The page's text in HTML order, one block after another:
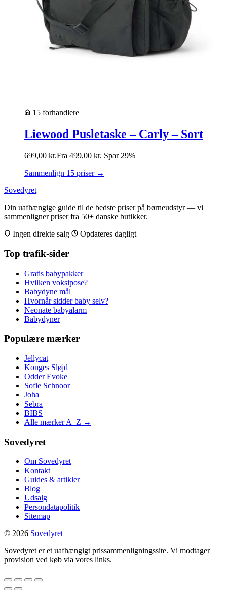
15 forhandlere
Liewood Pusletaske – Carly – Sort
699,00kr.Fra 499,00 kr. Spar 29%
Sammenlign 15 priser →
Sovedyret
Din uafhængige guide til de bedste priser på børneudstyr — vi
sammenligner priser fra 50+ danske butikker.
Ingen direkte salg
Opdateres dagligt
Top trafik-sider
Gratis babypakker
Hvilken voksipose?
Babydyne mål
Hvornår sidder baby selv?
Neonate babyalarm
Babydyner
Populære mærker
Jellycat
Konges Sløjd
Odder Evoke
Sofie Schnoor
Joha
Sebra
BIBS
Alle mærker A–Z →
Sovedyret
Om Sovedyret
Kontakt
Guides & artikler
Blog
Udsalg
Persondatapolitik
Sitemap
© 2026 Sovedyret
Sovedyret er et uafhængigt prissammenligningssite. Vi modtager
provision ved køb via vores links.